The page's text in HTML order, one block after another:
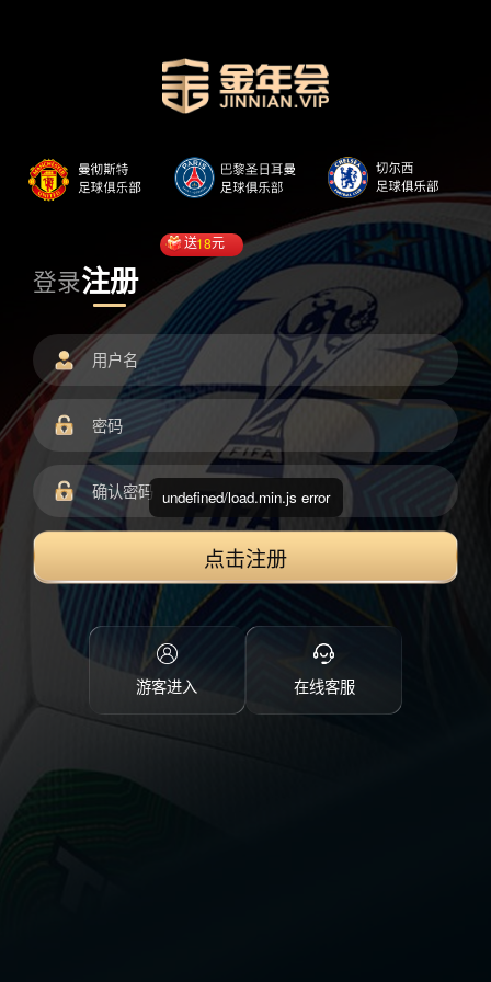
登录注册
送18元
点击注册
游客进入 在线客服
undefined/load.min.js error